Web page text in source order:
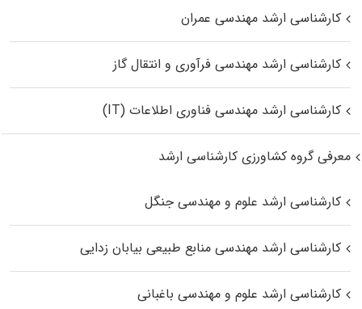
کارشناسی ارشد مهندسی عمران
کارشناسی ارشد مهندسی فرآوری و انتقال گاز
کارشناسی ارشد مهندسی فناوری اطلاعات (IT)
معرفی گروه کشاورزی کارشناسی ارشد
کارشناسی ارشد علوم و مهندسی جنگل
کارشناسی ارشد مهندسی منابع طبیعی بیابان زدایی
کارشناسی ارشد علوم و مهندسی باغبانی